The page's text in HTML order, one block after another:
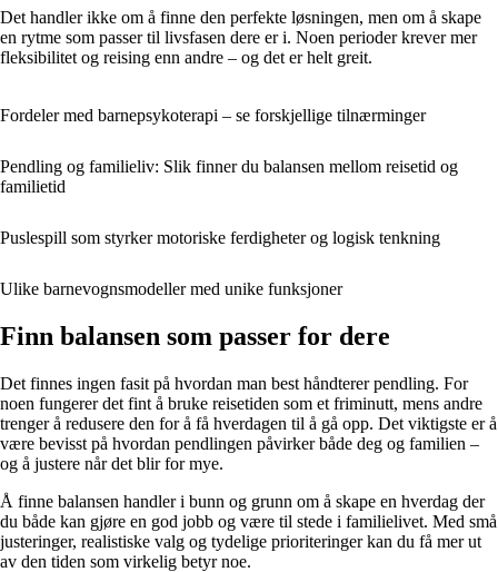
Det handler ikke om å finne den perfekte løsningen, men om å skape
en rytme som passer til livsfasen dere er i. Noen perioder krever mer
fleksibilitet og reising enn andre – og det er helt greit.
Fordeler med barnepsykoterapi – se forskjellige tilnærminger
Pendling og familieliv: Slik finner du balansen mellom reisetid og
familietid
Puslespill som styrker motoriske ferdigheter og logisk tenkning
Ulike barnevognsmodeller med unike funksjoner
Finn balansen som passer for dere
Det finnes ingen fasit på hvordan man best håndterer pendling. For
noen fungerer det fint å bruke reisetiden som et friminutt, mens andre
trenger å redusere den for å få hverdagen til å gå opp. Det viktigste er å
være bevisst på hvordan pendlingen påvirker både deg og familien –
og å justere når det blir for mye.
Å finne balansen handler i bunn og grunn om å skape en hverdag der
du både kan gjøre en god jobb og være til stede i familielivet. Med små
justeringer, realistiske valg og tydelige prioriteringer kan du få mer ut
av den tiden som virkelig betyr noe.